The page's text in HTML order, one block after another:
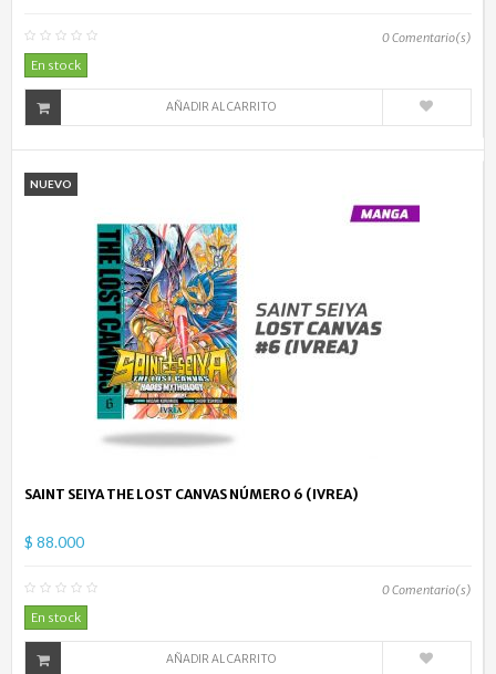
0Comentario(s)
En stock
AÑADIR AL CARRITO
NUEVO
SAINT SEIYA THE LOST CANVAS NÚMERO 6 (IVREA)
$ 88.000
0Comentario(s)
En stock
AÑADIR AL CARRITO